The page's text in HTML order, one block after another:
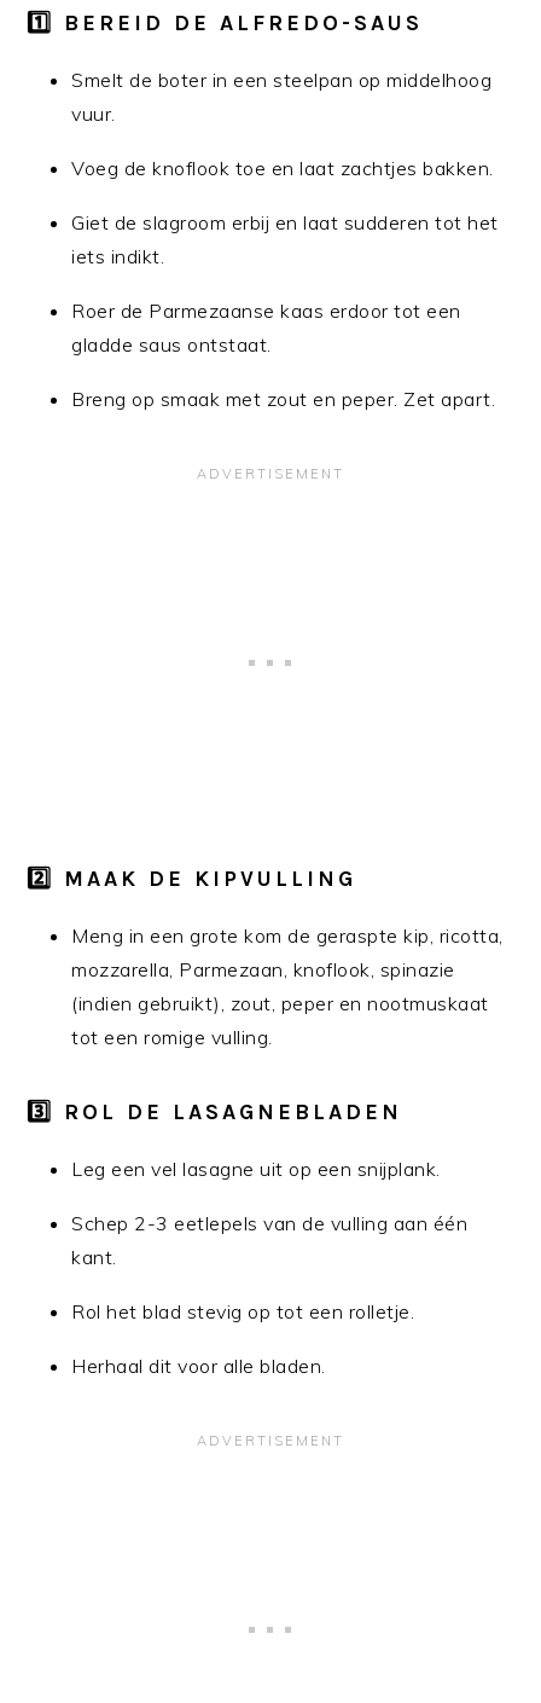
1️⃣ BEREID DE ALFREDO-SAUS
Smelt de boter in een steelpan op middelhoog
vuur.
Voeg de knoflook toe en laat zachtjes bakken.
Giet de slagroom erbij en laat sudderen tot het
iets indikt.
Roer de Parmezaanse kaas erdoor tot een
gladde saus ontstaat.
Breng op smaak met zout en peper. Zet apart.
2️⃣ MAAK DE KIPVULLING
Meng in een grote kom de geraspte kip, ricotta,
mozzarella, Parmezaan, knoflook, spinazie
(indien gebruikt), zout, peper en nootmuskaat
tot een romige vulling.
3️⃣ ROL DE LASAGNEBLADEN
Leg een vel lasagne uit op een snijplank.
Schep 2-3 eetlepels van de vulling aan één
kant.
Rol het blad stevig op tot een rolletje.
Herhaal dit voor alle bladen.